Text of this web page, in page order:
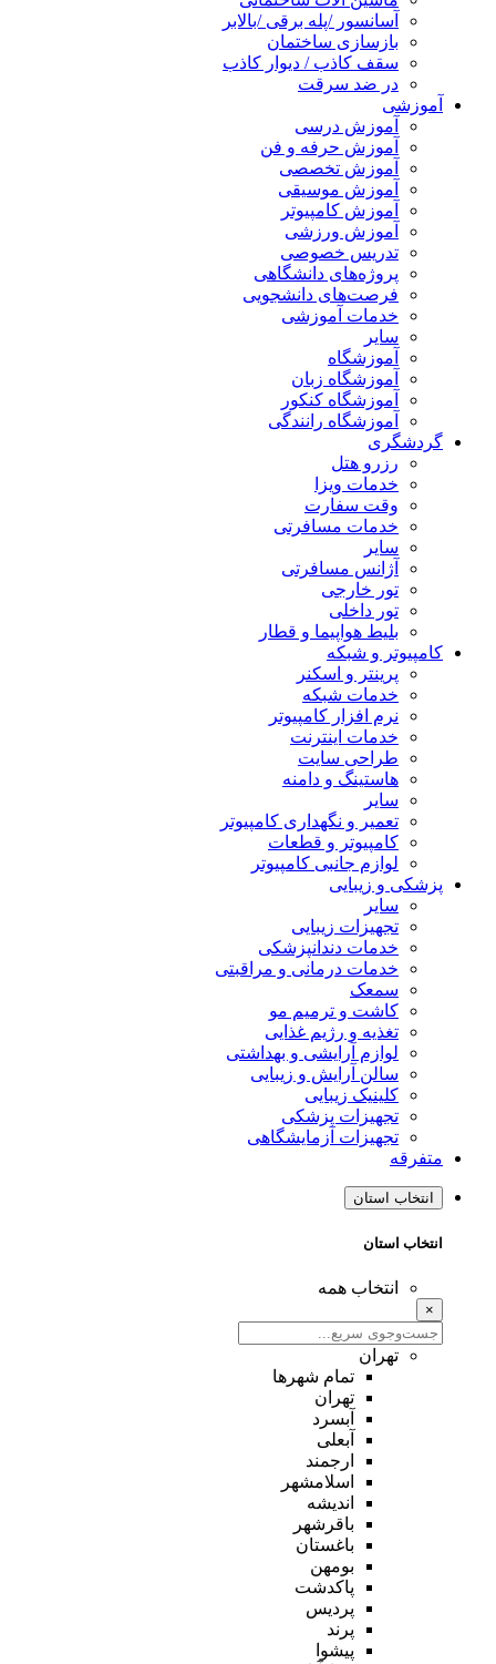
آسانسور /پله برقی /بالابر
بازسازی ساختمان
سقف کاذب / دیوار کاذب
در ضد سرقت
آموزشی
آموزش درسی
آموزش حرفه و فن
آموزش تخصصی
آموزش موسیقی
آموزش کامپیوتر
آموزش ورزشی
تدریس خصوصی
پروژه‌های دانشگاهی
فرصت‌های دانشجویی
خدمات آموزشی
سایر
آموزشگاه
آموزشگاه زبان
آموزشگاه کنکور
آموزشگاه رانندگی
گردشگری
رزرو هتل
خدمات ویزا
وقت سفارت
خدمات مسافرتی
سایر
آژانس مسافرتی
تور خارجی
تور داخلی
بلیط هواپیما و قطار
کامپیوتر و شبکه
پرینتر و اسکنر
خدمات شبکه
نرم افزار کامپیوتر
خدمات اینترنت
طراحی سایت
هاستینگ و دامنه
سایر
تعمیر و نگهداری کامپیوتر
کامپیوتر و قطعات
لوازم جانبی کامپیوتر
پزشکی و زیبایی
سایر
تجهیزات زیبایی
خدمات دندانپزشکی
خدمات درمانی و مراقبتی
سمعک
کاشت و ترمیم مو
تغذیه و رژیم غذایی
لوازم آرایشی و بهداشتی
سالن آرایش و زیبایی
کلینیک زیبایی
تجهیزات پزشکی
تجهیزات آزمایشگاهی
متفرقه
انتخاب استان
انتخاب استان
انتخاب همه
×
تهران
تمام شهر‌ها
تهران
آبسرد
آبعلی
ارجمند
اسلامشهر
اندیشه
باقرشهر
باغستان
بومهن
پاکدشت
پردیس
پرند
پیشوا